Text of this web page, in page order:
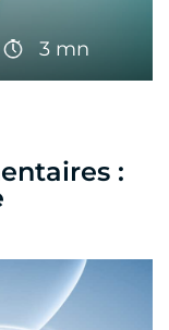
3 mn
: